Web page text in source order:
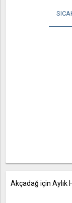
Akçadağ için Aylık